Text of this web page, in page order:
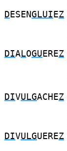
D ESENGLUI EZ
DIALOGU EREZ
DIVULGACHEZ
DIVULGUEREZ